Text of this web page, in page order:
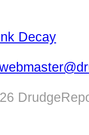
Decay